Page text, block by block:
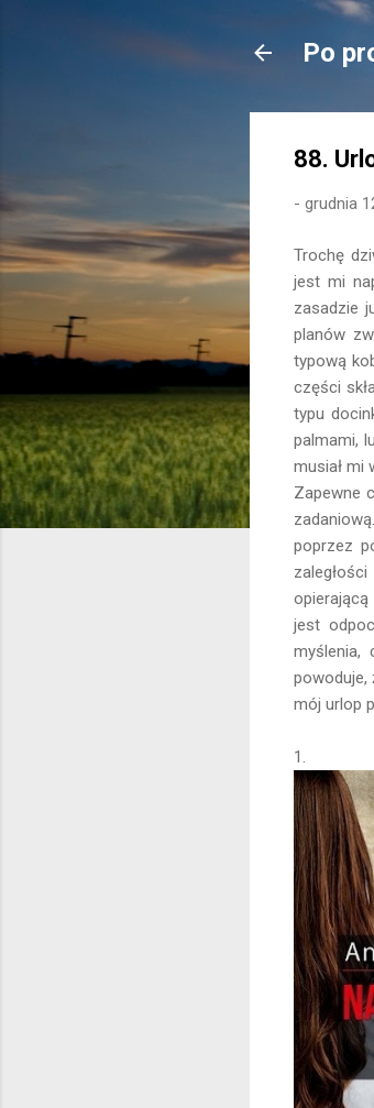
Po
88.
- grudnia
Trochę
jest mi
zasadzie
planów
typową
części
typu
palmami,
musiał mi
Zapewne
poprzez
jest
myślenia,
powoduje,
mój urlop
1.